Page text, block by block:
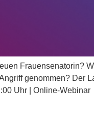
Frauensenatorin?
genommen? Der
Uhr | Online-